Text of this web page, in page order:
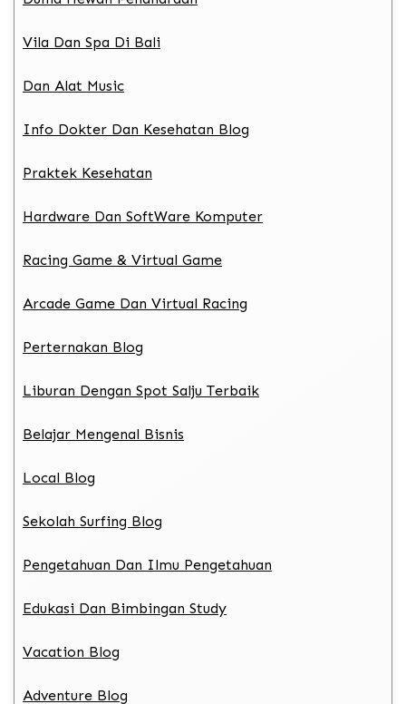
Vila Dan Spa Di Bali
Dan Alat Music
Info Dokter Dan Kesehatan Blog
Praktek Kesehatan
Hardware Dan SoftWare Komputer
Racing Game & Virtual Game
Arcade Game Dan Virtual Racing
Perternakan Blog
Liburan Dengan Spot Salju Terbaik
Belajar Mengenal Bisnis
Local Blog
Sekolah Surfing Blog
Pengetahuan Dan Ilmu Pengetahuan
Edukasi Dan Bimbingan Study
Vacation Blog
Adventure Blog